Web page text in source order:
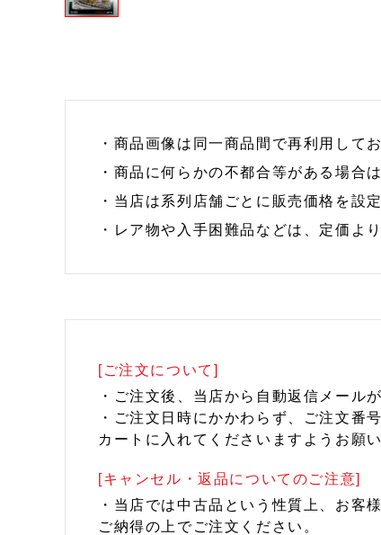
・商品画像は同一商品間で再利用して
・商品に何らかの不都合等がある場合
・当店は系列店舗ごとに販売価格を設
・レア物や入手困難品などは、定価よ
[ご注文について]
・ご注文後、当店から自動返信メール
・ご注文日時にかかわらず、ご注文番
カートに入れてくださいますようお願
[キャンセル・返品についてのご注意]
・当店では中古品という性質上、お客
ご納得の上でご注文ください。